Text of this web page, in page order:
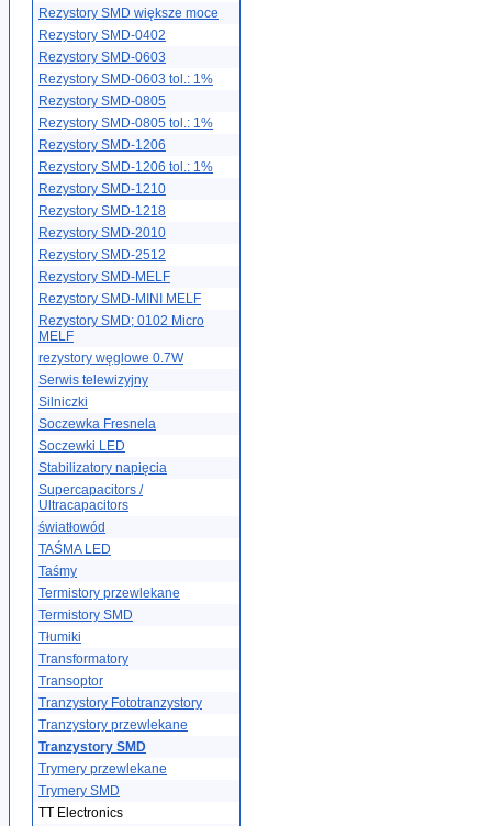
Rezystory SMD większe moce
Rezystory SMD-0402
Rezystory SMD-0603
Rezystory SMD-0603 tol.: 1%
Rezystory SMD-0805
Rezystory SMD-0805 tol.: 1%
Rezystory SMD-1206
Rezystory SMD-1206 tol.: 1%
Rezystory SMD-1210
Rezystory SMD-1218
Rezystory SMD-2010
Rezystory SMD-2512
Rezystory SMD-MELF
Rezystory SMD-MINI MELF
Rezystory SMD; 0102 Micro
MELF
rezystory węglowe 0.7W
Serwis telewizyjny
Silniczki
Soczewka Fresnela
Soczewki LED
Stabilizatory napięcia
Supercapacitors /
Ultracapacitors
światłowód
TAŚMA LED
Taśmy
Termistory przewlekane
Termistory SMD
Tłumiki
Transformatory
Transoptor
Tranzystory Fototranzystory
Tranzystory przewlekane
Tranzystory SMD
Trymery przewlekane
Trymery SMD
TT Electronics